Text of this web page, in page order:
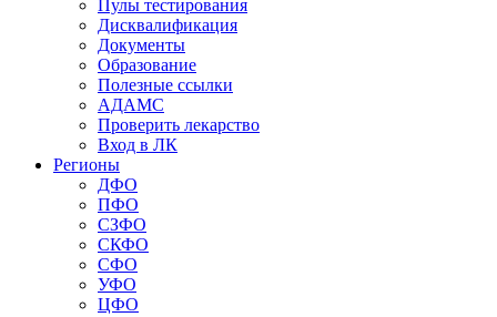
Пулы тестирования
Дисквалификация
Документы
Образование
Полезные ссылки
АДАМС
Проверить лекарство
Вход в ЛК
Регионы
ДФО
ПФО
СЗФО
СКФО
СФО
УФО
ЦФО